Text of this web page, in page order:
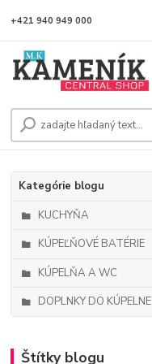
+421 940 949 000
Kategórie blogu
KUCHYŇA
KÚPEĽŇOVÉ BATÉRIE
KÚPELŇA A WC
DOPLNKY DO KÚPELNE
Štítky blogu